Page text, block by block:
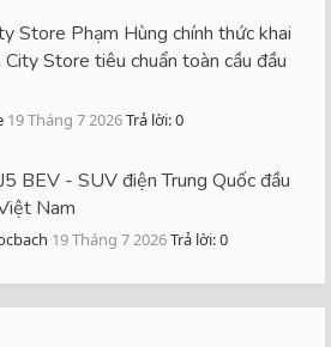
Store Phạm Hùng chính thức khai
Store tiêu chuẩn toàn cầu đầu
19 Tháng 7 2026Trả lời: 0
BEV - SUV điện Trung Quốc đầu
Nam
19 Tháng 7 2026Trả lời: 0